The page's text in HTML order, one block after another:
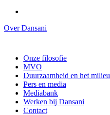
Over Dansani
Onze filosofie
MVO
Duurzaamheid en het milieu
Pers en media
Mediabank
Werken bij Dansani
Contact